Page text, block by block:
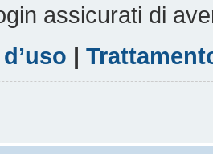
assicurati di
|